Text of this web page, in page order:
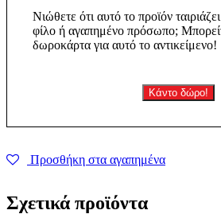
Νιώθετε ότι αυτό το προϊόν
φίλο ή αγαπημένο πρόσωπο;
δωροκάρτα για αυτό το αντικείμενο!
Κάντο δώρο!
Προσθήκη στα αγαπημένα
Σχετικά προϊόντα